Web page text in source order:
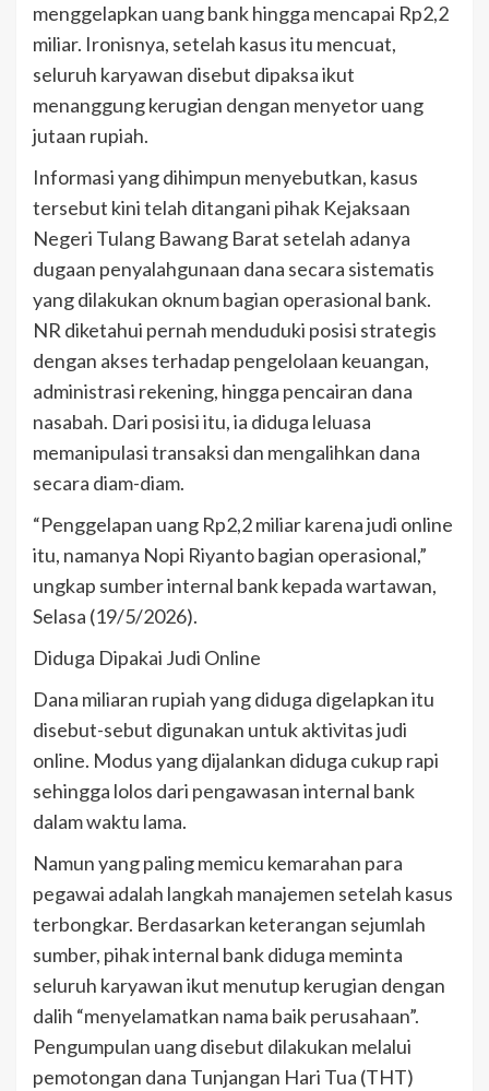
menggelapkan uang bank hingga mencapai Rp2,2
miliar. Ironisnya, setelah kasus itu mencuat,
seluruh karyawan disebut dipaksa ikut
menanggung kerugian dengan menyetor uang
jutaan rupiah.
Informasi yang dihimpun menyebutkan, kasus
tersebut kini telah ditangani pihak Kejaksaan
Negeri Tulang Bawang Barat setelah adanya
dugaan penyalahgunaan dana secara sistematis
yang dilakukan oknum bagian operasional bank.
NR diketahui pernah menduduki posisi strategis
dengan akses terhadap pengelolaan keuangan,
administrasi rekening, hingga pencairan dana
nasabah. Dari posisi itu, ia diduga leluasa
memanipulasi transaksi dan mengalihkan dana
secara diam-diam.
“Penggelapan uang Rp2,2 miliar karena judi online
itu, namanya Nopi Riyanto bagian operasional,”
ungkap sumber internal bank kepada wartawan,
Selasa (19/5/2026).
Diduga Dipakai Judi Online
Dana miliaran rupiah yang diduga digelapkan itu
disebut-sebut digunakan untuk aktivitas judi
online. Modus yang dijalankan diduga cukup rapi
sehingga lolos dari pengawasan internal bank
dalam waktu lama.
Namun yang paling memicu kemarahan para
pegawai adalah langkah manajemen setelah kasus
terbongkar. Berdasarkan keterangan sejumlah
sumber, pihak internal bank diduga meminta
seluruh karyawan ikut menutup kerugian dengan
dalih “menyelamatkan nama baik perusahaan”.
Pengumpulan uang disebut dilakukan melalui
pemotongan dana Tunjangan Hari Tua (THT)